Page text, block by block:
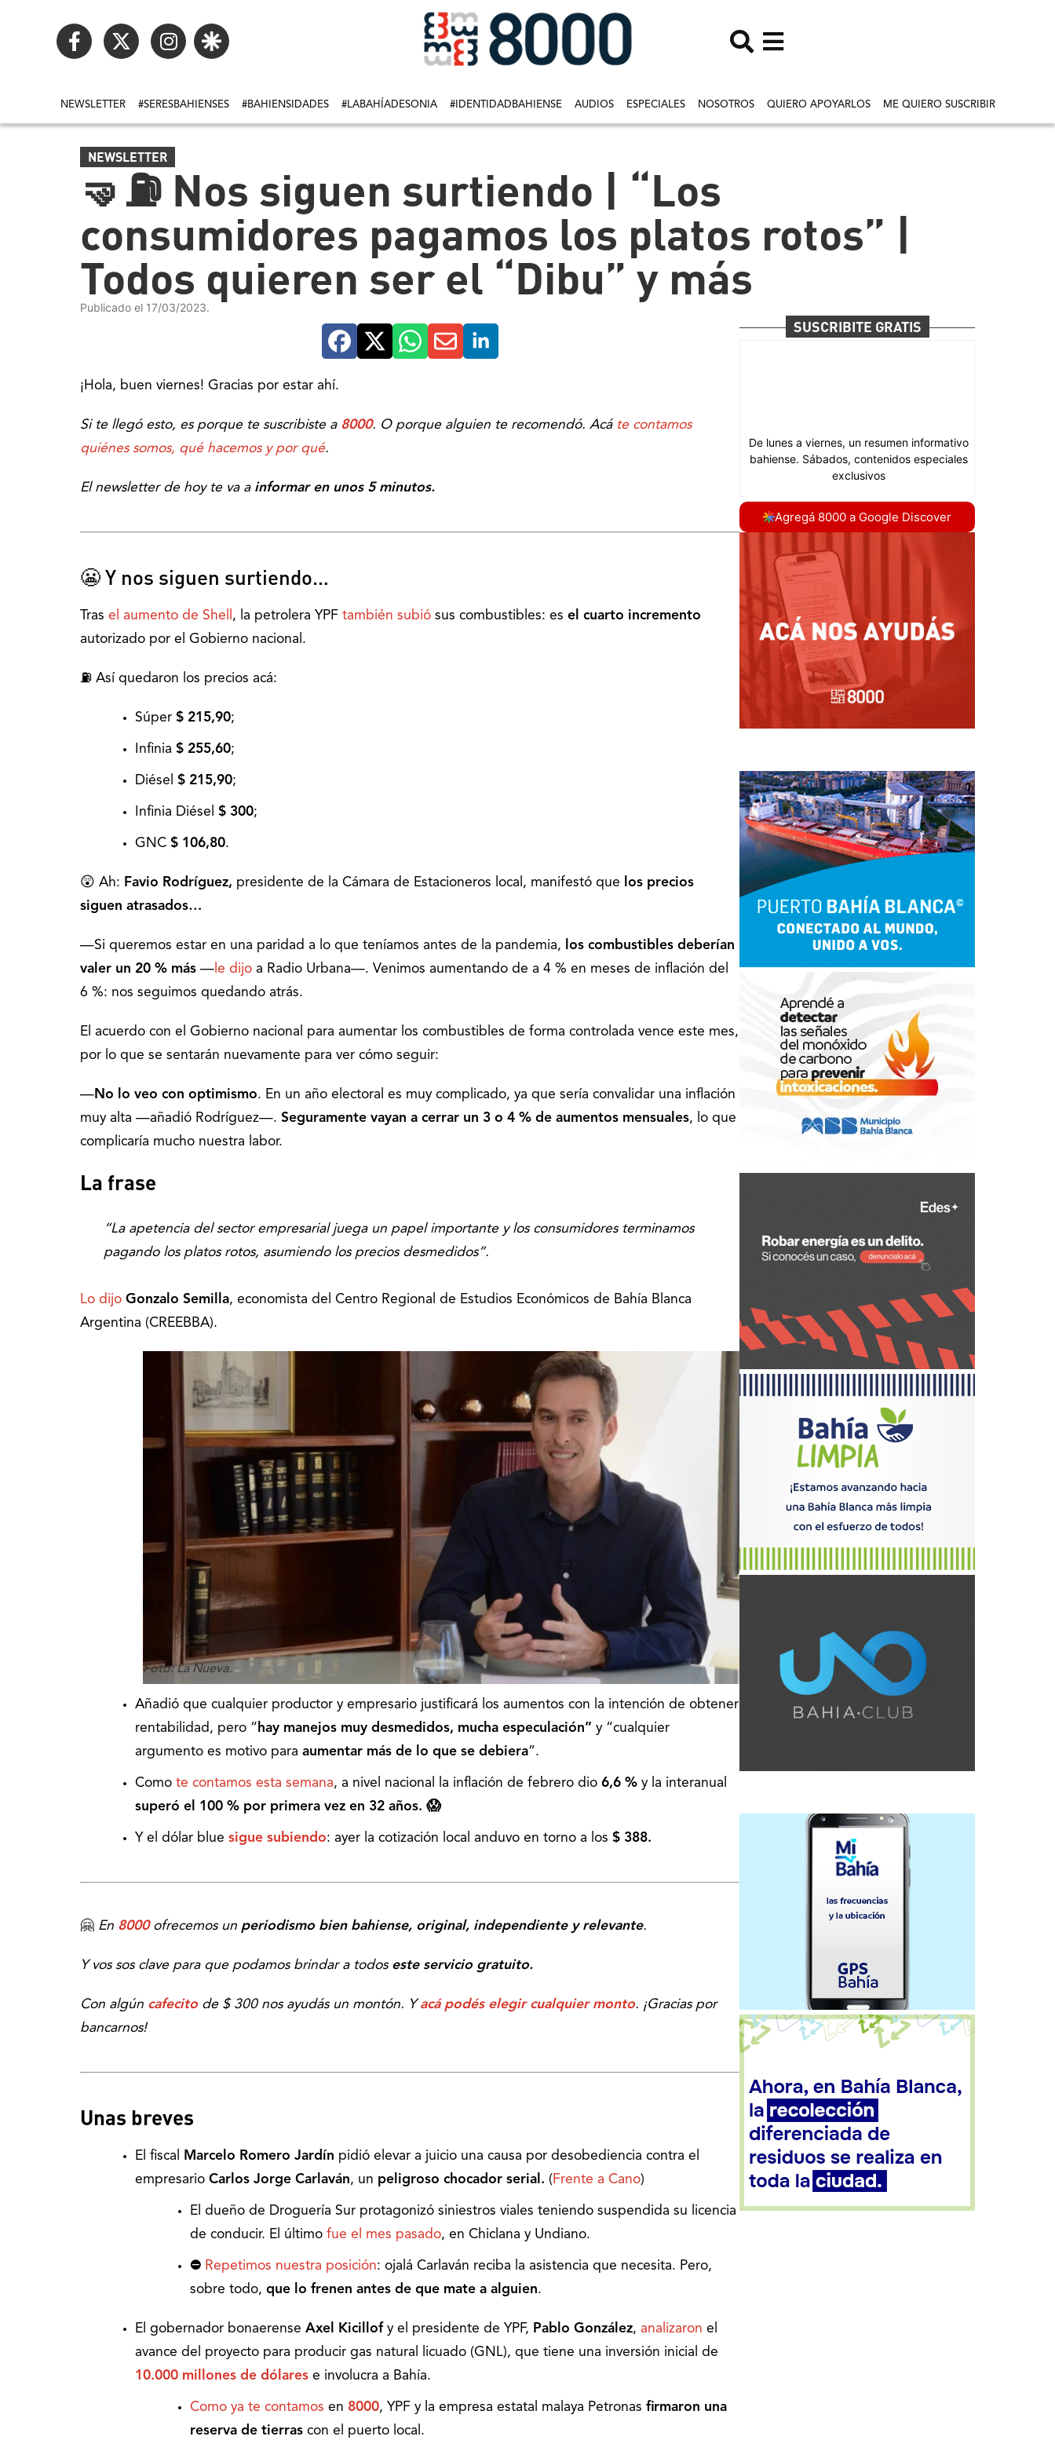
NEWSLETTER #SERESBAHIENSES #BAHIENSIDADES #LABAHÍADESONIA #IDENTIDADBAHIENSE AUDIOS ESPECIALES NOSOTROS QUIERO APOYARLOS ME QUIERO SUSCRIBIR
NEWSLETTER
🤜⛽️ Nos siguen surtiendo | “Los
consumidores pagamos los platos rotos” |
Todos quieren ser el “Dibu” y más
Publicado el 17/03/2023.
¡Hola, buen viernes! Gracias por estar ahí.
Si te llegó esto, es porque te suscribiste a 8000. O porque alguien te recomendó. Acáte contamos
quiénes somos, qué hacemos y por qué.
El newsletter de hoy te va a informar en unos 5 minutos.
😬 Y nos siguen surtiendo…
Tras el aumento de Shell , la petrolera YPF también subió sus combustibles: es el cuarto incremento
autorizado por el Gobierno nacional.
⛽️ Así quedaron los precios acá:
Súper $ 215,90;
Infinia $ 255,60;
Diésel $ 215,90;
Infinia Diésel $ 300;
GNC $ 106,80.
😲 Ah: Favio Rodríguez, presidente de la Cámara de Estacioneros local, manifestó que
los precios
siguen atrasados…
—Si queremos estar en una paridad a lo que teníamos antes de la pandemia,
los combustibles deberían
valer un 20 % más — le dijo a Radio Urbana—. Venimos aumentando de a 4 % en meses de inflación del
6 %: nos seguimos quedando atrás.
El acuerdo con el Gobierno nacional para aumentar los combustibles de forma controlada vence este mes,
por lo que se sentarán nuevamente para ver cómo seguir:
—No lo veo con optimismo. En un año electoral es muy complicado, ya que sería convalidar una inflación
muy alta —añadió Rodríguez—. Seguramente vayan a cerrar un 3 o 4 % de aumentos mensuales, lo que
complicaría mucho nuestra labor.
La frase
“La apetencia del sector empresarial juega un papel importante y los consumidores terminamos
pagando los platos rotos, asumiendo los precios desmedidos”.
Lo dijo Gonzalo Semilla, economista del Centro Regional de Estudios Económicos de Bahía Blanca
Argentina (CREEBBA).
Foto: La Nueva.
Añadió que cualquier productor y empresario justificará los aumentos con la intención de obtener
rentabilidad, pero “hay manejos muy desmedidos, mucha especulación” y “cualquier
argumento es motivo para aumentar más de lo que se debiera”.
Como te contamos esta semana, a nivel nacional la inflación de febrero dio 6,6 % y la interanual
superó el 100 % por primera vez en 32 años. 😱
Y el dólar blue sigue subiendo: ayer la cotización local anduvo en torno a los $ 388.
🤗 En 8000ofrecemos un periodismo bien bahiense, original, independiente y relevante.
Y vos sos clave para que podamos brindar a todos este servicio gratuito.
Con algún cafecito de $ 300 nos ayudás un montón. Y acá podés elegir cualquier monto. ¡Gracias por
bancarnos!
Unas breves
El fiscal Marcelo Romero Jardín pidió elevar a juicio una causa por desobediencia contra el
empresario Carlos Jorge Carlaván, un peligroso chocador serial. (Frente a Cano)
El dueño de Droguería Sur protagonizó siniestros viales teniendo suspendida su licencia
de conducir. El último fue el mes pasado, en Chiclana y Undiano.
⛔️ Repetimos nuestra posición: ojalá Carlaván reciba la asistencia que necesita. Pero,
sobre todo, que lo frenen antes de que mate a alguien.
El gobernador bonaerense Axel Kicillof y el presidente de YPF, Pablo González, analizaron el
avance del proyecto para producir gas natural licuado (GNL), que tiene una inversión inicial de
10.000 millones de dólares e involucra a Bahía.
Como ya te contamos en 8000, YPF y la empresa estatal malaya Petronas firmaron una
reserva de tierras con el puerto local.
SUSCRIBITE GRATIS
Agregá 8000 a Google Discover